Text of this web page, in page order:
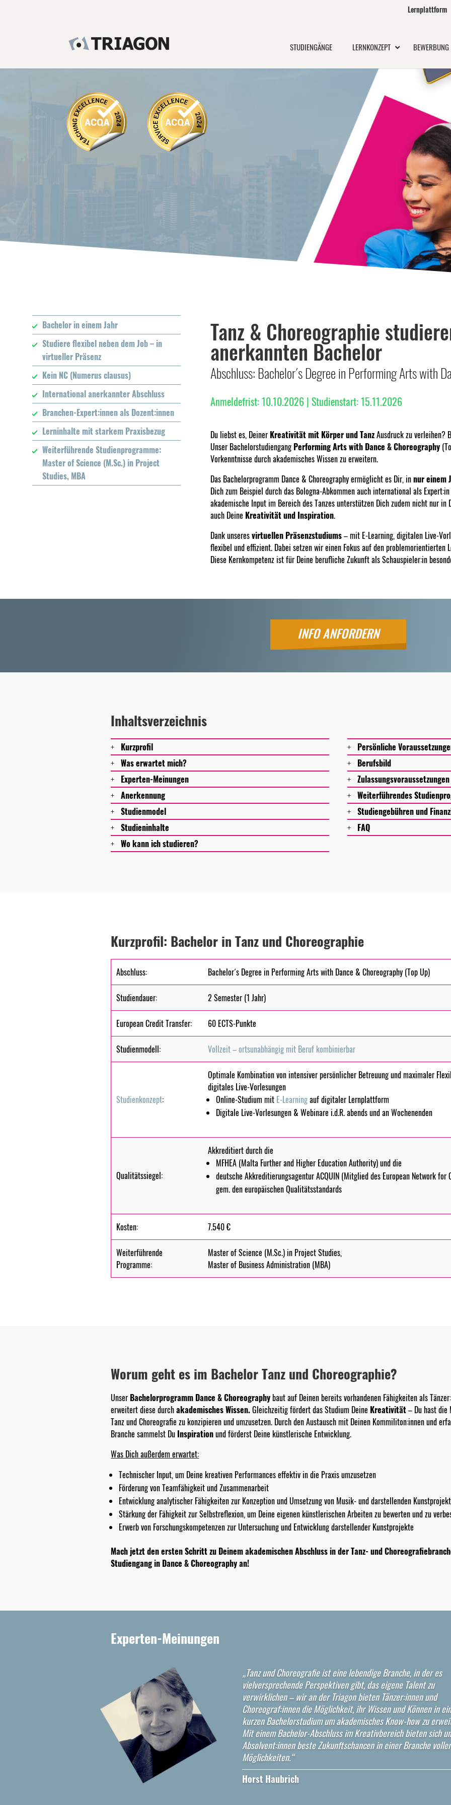
Lernplattform
STUDIENGÄNGE LERNKONZEPT BEWERBUNG
Tanz & Choreographie
anerkannten Bachelor
Abschluss: Bachelor´s Degree in Performing Arts with
Anmeldefrist:​ 10.10.2026 | Studienstart:15.11.2026
Bachelor in einem Jahr
Studiere flexibel neben dem Job – in
virtueller Präsenz
Kein NC (Numerus clausus)
International anerkannter Abschluss
Branchen-Expert:innen als Dozent:innen
Lerninhalte mit starkem Praxisbezug
Weiterführende Studienprogramme:
Master of Science (M.Sc.) in Project
Studies, MBA
Du liebst es, Deiner Kreativität mit Körper und TanzAusdruck zu verleihen?
Unser Bachelorstudiengang Performing Arts with Dance & Choreography
Vorkenntnisse durch akademisches Wissen zu erweitern.
Das Bachelorprogramm Dance & Choreography ermöglicht es Dir, innur einem
Dich zum Beispiel durch das Bologna-Abkommen auch international als
akademische Input im Bereich des Tanzes unterstützen Dich zudem nicht nur
auch Deine Kreativität und Inspiration.
Dank unseresvirtuellen Präsenzstudiums– mit E-Learning, digitalen Live-
flexibel und effizient. Dabei setzen wir einen Fokus auf den problemorientierten
Diese Kernkompetenz ist für Deine berufliche Zukunft als Schauspieler:in
INFO ANFORDERN
Inhaltsverzeichnis
Kurzprofil
Was erwartet mich?
Experten-Meinungen
Anerkennung
Studienmodel
Studieninhalte
Wo kann ich studieren?
Persönliche
Berufsbild
Zulassungsvoraussetzungen
Weiterführendes
Studiengebühren und
FAQ
Kurzprofil: Bachelor in Tanz und Choreographie
Abschluss: Bachelor´s Degree in Performing Arts with Dance & Choreography (Top Up)
Studiendauer: 2 Semester (1 Jahr)
European Credit Transfer: 60 ECTS-Punkte
Studienmodell: Vollzeit – ortsunabhängig mit Beruf kombinierbar
Studienkonzept:
Optimale Kombination von intensiver persönlicher Betreuung und maximaler
digitales Live-Vorlesungen
Online-Studium mit E-Learningauf digitaler Lernplattform
Digitale Live-Vorlesungen & Webinare i.d.R. abends und an Wochenenden
Qualitätssiegel:
Akkreditiert durch die
MFHEA (Malta Further and Higher Education Authority) und die
deutsche Akkreditierungsagentur ACQUIN (Mitglied des European Network for
gem. den europäischen Qualitätsstandards
Kosten: 7.540 €
Weiterführende
Programme:
Master of Science (M.Sc.) in Project Studies,
Master of Business Administration (MBA)
Worum geht es im Bachelor Tanz und Choreographie?
Unser Bachelorprogramm Dance & Choreographybaut auf Deinen bereits vorhandenen Fähigkeiten als
erweitert diese durchakademisches Wissen.Gleichzeitig fördert das Studium Deine Kreativität– Du hast
Tanz und Choreografie zu konzipieren und umzusetzen. Durch den Austausch mit Deinen Kommiliton:innen und
Branche sammelst Du Inspirationund förderst Deine künstlerische Entwicklung.
Was Dich außerdem erwartet:
Technischer Input, um Deine kreativen Performances effektiv in die Praxis umzusetzen
Förderung von Teamfähigkeit und Zusammenarbeit
Entwicklung analytischer Fähigkeiten zur Konzeption und Umsetzung von Musik- und darstellenden
Stärkung der Fähigkeit zur Selbstreflexion, um Deine eigenen künstlerischen Arbeiten zu bewerten und zu
Erwerb von Forschungskompetenzen zur Untersuchung und Entwicklung darstellender Kunstprojekte
Mach jetzt den ersten Schritt zu Deinem akademischen Abschluss in der Tanz- und
Studiengang in Dance & Choreography an!
Experten-Meinungen
„Tanz und Choreografie ist eine lebendige Branche, in der es
vielversprechende Perspektiven gibt, das eigene Talent zu
verwirklichen – wir an der Triagon bieten Tänzer:innen und
Choreograf:innen die Möglichkeit, ihr Wissen und Können in
kurzen Bachelorstudium um akademisches Know-how zu
Mit einem Bachelor-Abschluss im Kreativbereich bieten sich
Absolvent:innen beste Zukunftschancen in einer Branche voller
Möglichkeiten.“
Horst Haubrich